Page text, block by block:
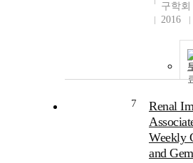
구학회
2016
7
Renal
Weekly
and